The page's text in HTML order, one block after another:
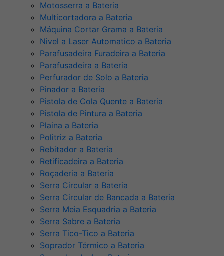
Motosserra a Bateria
Multicortadora a Bateria
Máquina Cortar Grama a Bateria
Nivel a Laser Automatico a Bateria
Parafusadeira Furadeira a Bateria
Parafusadeira a Bateria
Perfurador de Solo a Bateria
Pinador a Bateria
Pistola de Cola Quente a Bateria
Pistola de Pintura a Bateria
Plaina a Bateria
Politriz a Bateria
Rebitador a Bateria
Retificadeira a Bateria
Roçaderia a Bateria
Serra Circular a Bateria
Serra Circular de Bancada a Bateria
Serra Meia Esquadria a Bateria
Serra Sabre a Bateria
Serra Tico-Tico a Bateria
Soprador Térmico a Bateria